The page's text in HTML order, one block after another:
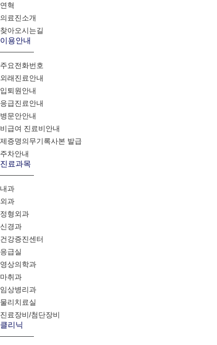
연혁
의료진소개
찾아오시는길
이용안내
주요전화번호
외래진료안내
입퇴원안내
응급진료안내
병문안안내
비급여 진료비안내
제증명의무기록사본 발급
주차안내
진료과목
내과
외과
정형외과
신경과
건강증진센터
응급실
영상의학과
마취과
임상병리과
물리치료실
진료장비/첨단장비
클리닉